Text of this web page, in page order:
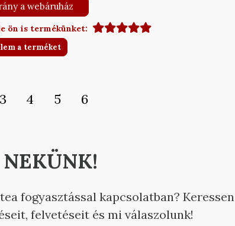
a webáruház
ön is termékünket:
a terméket
3 4 5 6
fogyasztással kapcsolatban? Keressen
felvetéseit és mi válaszolunk!